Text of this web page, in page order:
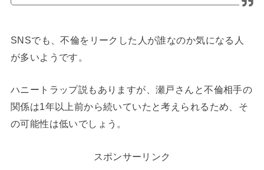
SNSでも、不倫をリークした人が誰なのか気になる人
が多いようです。
ハニートラップ説もありますが、瀬戸さんと不倫相手の
関係は1年以上前から続いていたと考えられるため、そ
の可能性は低いでしょう。
スポンサーリンク